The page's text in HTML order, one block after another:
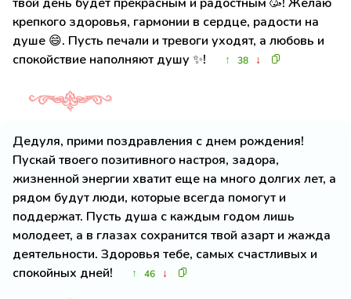
крепкого здоровья, гармонии в сердце, радости на
душе 😄. Пусть печали и тревоги уходят, а любовь и
спокойствие наполняют душу ✨!
↑ 38 ↓
Дедуля, прими поздравления с днем рождения!
Пускай твоего позитивного настроя, задора,
жизненной энергии хватит еще на много долгих лет, а
рядом будут люди, которые всегда помогут и
поддержат. Пусть душа с каждым годом лишь
молодеет, а в глазах сохранится твой азарт и жажда
деятельности. Здоровья тебе, самых счастливых и
спокойных дней!
↑ 46 ↓